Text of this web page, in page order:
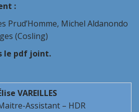
:
Prud’Homme, Michel Aldanondo
(Cosling)
le pdf joint.
VAREILLES
Assistant – HDR